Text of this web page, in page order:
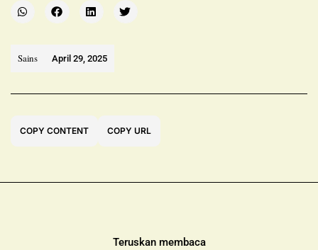
Sains April 29, 2025
COPY CONTENT COPY URL
Teruskan membaca